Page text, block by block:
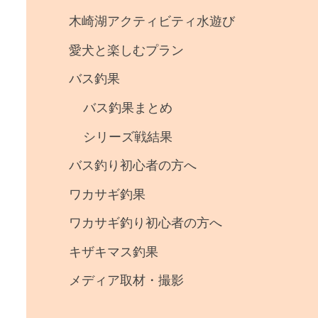
木崎湖アクティビティ水遊び
愛犬と楽しむプラン
バス釣果
バス釣果まとめ
シリーズ戦結果
バス釣り初心者の方へ
ワカサギ釣果
ワカサギ釣り初心者の方へ
キザキマス釣果
メディア取材・撮影
釣
果